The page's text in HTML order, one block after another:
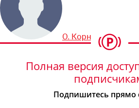
О. Корнеева
Полная версия
Подпишитесь прямо